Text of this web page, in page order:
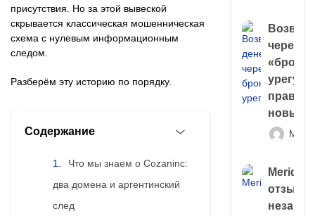
присутствия. Но за этой вывеской
скрывается классическая мошенническая
схема с нулевым информационным
следом.
Разберём эту историю по порядку.
Содержание
Что мы знаем о Cozaninc:
два домена и аргентинский
след
через
правда
новый